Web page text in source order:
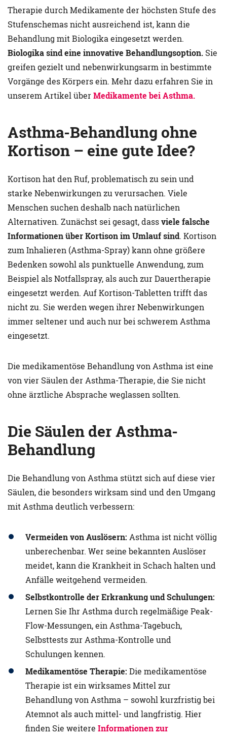
Therapie durch Medikamente der höchsten Stufe des
Stufenschemas nicht ausreichend ist, kann die
Behandlung mit Biologika eingesetzt werden.
Biologika sind eine innovative Behandlungsoption. Sie
greifen gezielt und nebenwirkungsarm in bestimmte
Vorgänge des Körpers ein. Mehr dazu erfahren Sie in
unserem Artikel überMedikamente bei Asthma.
Asthma-Behandlung ohne
Kortison – eine gute Idee?
Kortison hat den Ruf, problematisch zu sein und
starke Nebenwirkungen zu verursachen. Viele
Menschen suchen deshalb nach natürlichen
Alternativen. Zunächst sei gesagt, dassviele falsche
Informationen über Kortison im Umlauf sind. Kortison
zum Inhalieren (Asthma-Spray) kann ohne größere
Bedenken sowohl als punktuelle Anwendung, zum
Beispiel als Notfallspray, als auch zur Dauertherapie
eingesetzt werden. Auf Kortison-Tabletten trifft das
nicht zu. Sie werden wegen ihrer Nebenwirkungen
immer seltener und auch nur bei schwerem Asthma
eingesetzt.
Die medikamentöse Behandlung von Asthma ist eine
von vier Säulen der Asthma-Therapie, die Sie nicht
ohne ärztliche Absprache weglassen sollten.
Die Säulen der Asthma-
Behandlung
Die Behandlung von Asthma stützt sich auf diese vier
Säulen, die besonders wirksam sind und den Umgang
mit Asthma deutlich verbessern:
Vermeiden von Auslösern: Asthma ist nicht völlig
unberechenbar. Wer seine bekannten Auslöser
meidet, kann die Krankheit in Schach halten und
Anfälle weitgehend vermeiden.
Selbstkontrolle der Erkrankung und Schulungen:
Lernen Sie Ihr Asthma durch regelmäßige Peak-
Flow-Messungen, ein Asthma-Tagebuch,
Selbsttests zur Asthma-Kontrolle und
Schulungen kennen.
Medikamentöse Therapie: Die medikamentöse
Therapie ist ein wirksames Mittel zur
Behandlung von Asthma – sowohl kurzfristig bei
Atemnot als auch mittel- und langfristig. Hier
finden Sie weitere Informationen zur